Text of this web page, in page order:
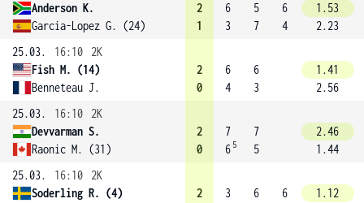
Anderson K.
Garcia-Lopez G. (24)
2
1
6
3
5
7
6
4
1.53
2.23
25.03.
16:10
2K
Fish M. (14)
Benneteau J.
2
0
6
4
6
3
1.41
2.56
25.03.
16:10
2K
Devvarman S.
Raonic M. (31)
2
0
7
6 5
7
5
2.46
1.44
25.03.
16:10
2K
Soderling R. (4)
2
3
6
6
1.12